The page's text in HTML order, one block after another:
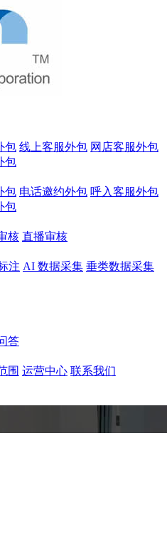
包 线上客服外包 网店客服外包
包
包 电话邀约外包 呼入客服外包
包
核 直播审核
注 AI 数据采集 垂类数据采集
答
围 运营中心 联系我们